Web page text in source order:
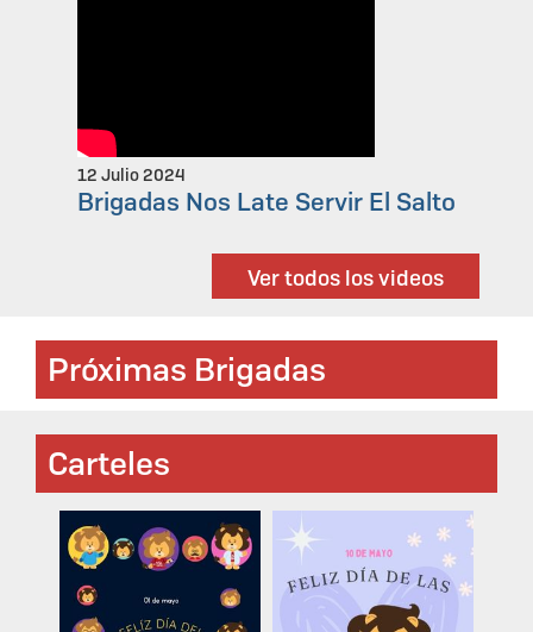
12 Julio 2024
Brigadas Nos Late Servir El Salto
Ver todos los videos
Próximas Brigadas
Carteles
Previous Next